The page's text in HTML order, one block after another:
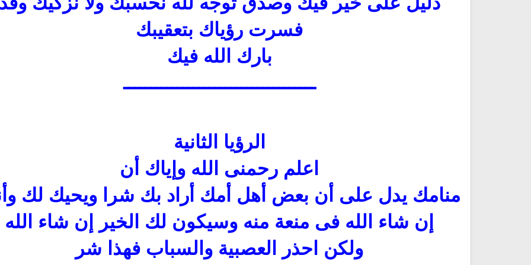
فسرت رؤياك بتعقيبك
بارك الله فيك
ــــــــــــــــــــــــــــــــــــ
الرؤيا الثانية
اعلم رحمنى الله وإياك أن
منامك يدل على أن بعض أهل أمك أراد بك شرا ويحيك لك
إن شاء الله فى منعة منه وسيكون لك الخير إن شاء الله
ولكن احذر العصبية والسباب فهذا شر